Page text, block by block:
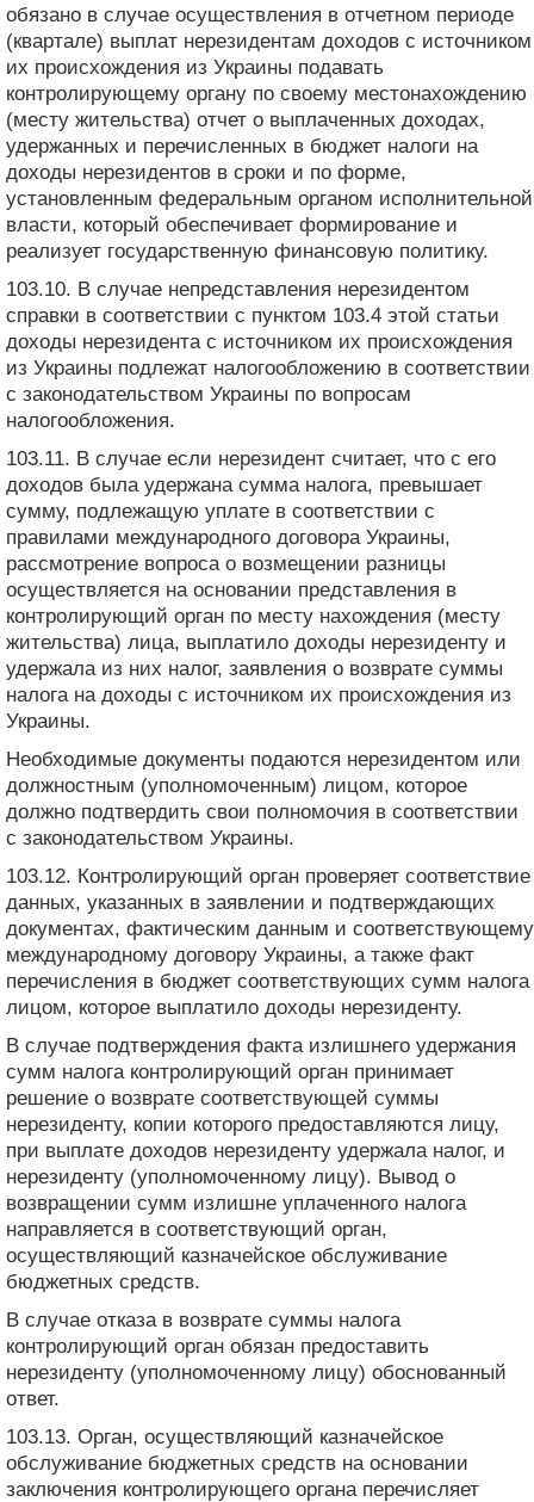
обязано в случае осуществления в отчетном периоде
(квартале) выплат нерезидентам доходов с источником
их происхождения из Украины подавать
контролирующему органу по своему местонахождению
(месту жительства) отчет о выплаченных доходах,
удержанных и перечисленных в бюджет налоги на
доходы нерезидентов в сроки и по форме,
установленным федеральным органом исполнительной
власти, который обеспечивает формирование и
реализует государственную финансовую политику.
103.10. В случае непредставления нерезидентом
справки в соответствии с пунктом 103.4 этой статьи
доходы нерезидента с источником их происхождения
из Украины подлежат налогообложению в соответствии
с законодательством Украины по вопросам
налогообложения.
103.11. В случае если нерезидент считает, что с его
доходов была удержана сумма налога, превышает
сумму, подлежащую уплате в соответствии с
правилами международного договора Украины,
рассмотрение вопроса о возмещении разницы
осуществляется на основании представления в
контролирующий орган по месту нахождения (месту
жительства) лица, выплатило доходы нерезиденту и
удержала из них налог, заявления о возврате суммы
налога на доходы с источником их происхождения из
Украины.
Необходимые документы подаются нерезидентом или
должностным (уполномоченным) лицом, которое
должно подтвердить свои полномочия в соответствии
с законодательством Украины.
103.12. Контролирующий орган проверяет соответствие
данных, указанных в заявлении и подтверждающих
документах, фактическим данным и соответствующему
международному договору Украины, а также факт
перечисления в бюджет соответствующих сумм налога
лицом, которое выплатило доходы нерезиденту.
В случае подтверждения факта излишнего удержания
сумм налога контролирующий орган принимает
решение о возврате соответствующей суммы
нерезиденту, копии которого предоставляются лицу,
при выплате доходов нерезиденту удержала налог, и
нерезиденту (уполномоченному лицу). Вывод о
возвращении сумм излишне уплаченного налога
направляется в соответствующий орган,
осуществляющий казначейское обслуживание
бюджетных средств.
В случае отказа в возврате суммы налога
контролирующий орган обязан предоставить
нерезиденту (уполномоченному лицу) обоснованный
ответ.
103.13. Орган, осуществляющий казначейское
обслуживание бюджетных средств на основании
заключения контролирующего органа перечисляет